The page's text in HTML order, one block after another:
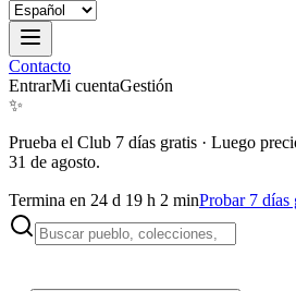
Contacto
EntrarMi cuentaGestión
✨
Prueba el Club 7 días gratis · Luego
31 de agosto.
Termina en 24 d 19 h 2 minProbar 7 días